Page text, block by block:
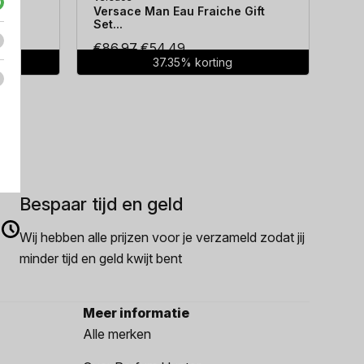
Versace Man Eau Fraiche Gift
Set...
€86.97Oorspronkelijke
prijs
€54.49Huidige
prijs
37.35% korting
Bespaar tijd en geld
Wij hebben alle prijzen voor je verzameld zodat jij
minder tijd en geld kwijt bent
Meer informatie
Alle merken